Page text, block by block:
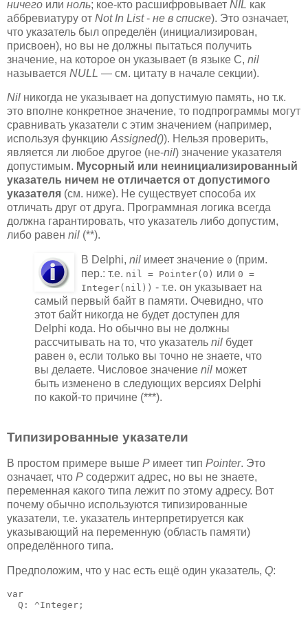
ничего или ноль; кое-кто расшифровывает NIL как
аббревиатуру от Not In List- не в списке). Это означает,
что указатель был определён (инициализирован,
присвоен), но вы не должны пытаться получить
значение, на которое он указывает (в языке C, nil
называется NULL — см. цитату в начале секции).
Nil никогда не указывает на допустимую память, но т.к.
это вполне конкретное значение, то подпрограммы могут
сравнивать указатели с этим значением (например,
используя функцию Assigned()). Нельзя проверить,
является ли любое другое (не-nil) значение указателя
допустимым. Мусорный или неинициализированный
указатель ничем не отличается от допустимого
указателя (см. ниже). Не существует способа их
отличать друг от друга. Программная логика всегда
должна гарантировать, что указатель либо допустим,
либо равен nil (**).
В Delphi, nil имеет значение 0 (прим.
пер.: т.е. nil = Pointer(0) или 0 =
Integer(nil)) - т.е. он указывает на
самый первый байт в памяти. Очевидно, что
этот байт никогда не будет доступен для
Delphi кода. Но обычно вы не должны
рассчитывать на то, что указатель nil будет
равен 0, если только вы точно не знаете, что
вы делаете. Числовое значение nil может
быть изменено в следующих версиях Delphi
по какой-то причине (***).
Типизированные указатели
В простом примере выше P имеет тип Pointer. Это
означает, что P содержит адрес, но вы не знаете,
переменная какого типа лежит по этому адресу. Вот
почему обычно используются типизированные
указатели, т.е. указатель интерпретируется как
указывающий на переменную (область памяти)
определённого типа.
Предположим, что у нас есть ещё один указатель, Q:
var
  Q: ^Integer;